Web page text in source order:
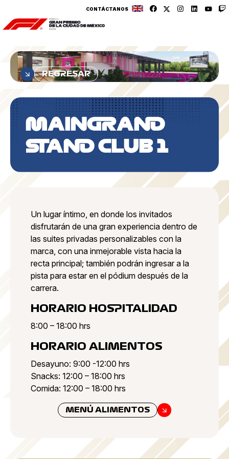
CONTÁCTANOS
REGRESAR
MAINGRAND
STAND CLUB 1
Un lugar íntimo, en donde los invitados
disfrutarán de una gran experiencia dentro de
las suites privadas personalizables con la
marca, con una inmejorable vista hacia la
recta principal; también podrán ingresar a la
pista para estar en el pódium después de la
carrera.
HORARIO HOSPITALIDAD
8:00 – 18:00 hrs
HORARIO ALIMENTOS
Desayuno: 9:00 -12:00 hrs
Snacks: 12:00 – 18:00 hrs
Comida: 12:00 – 18:00 hrs
MENÚ ALIMENTOS